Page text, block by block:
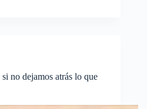
no dejamos atrás lo que